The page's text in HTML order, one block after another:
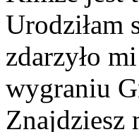
Urodziłam
zdarzyło
wygraniu
Znajdziesz